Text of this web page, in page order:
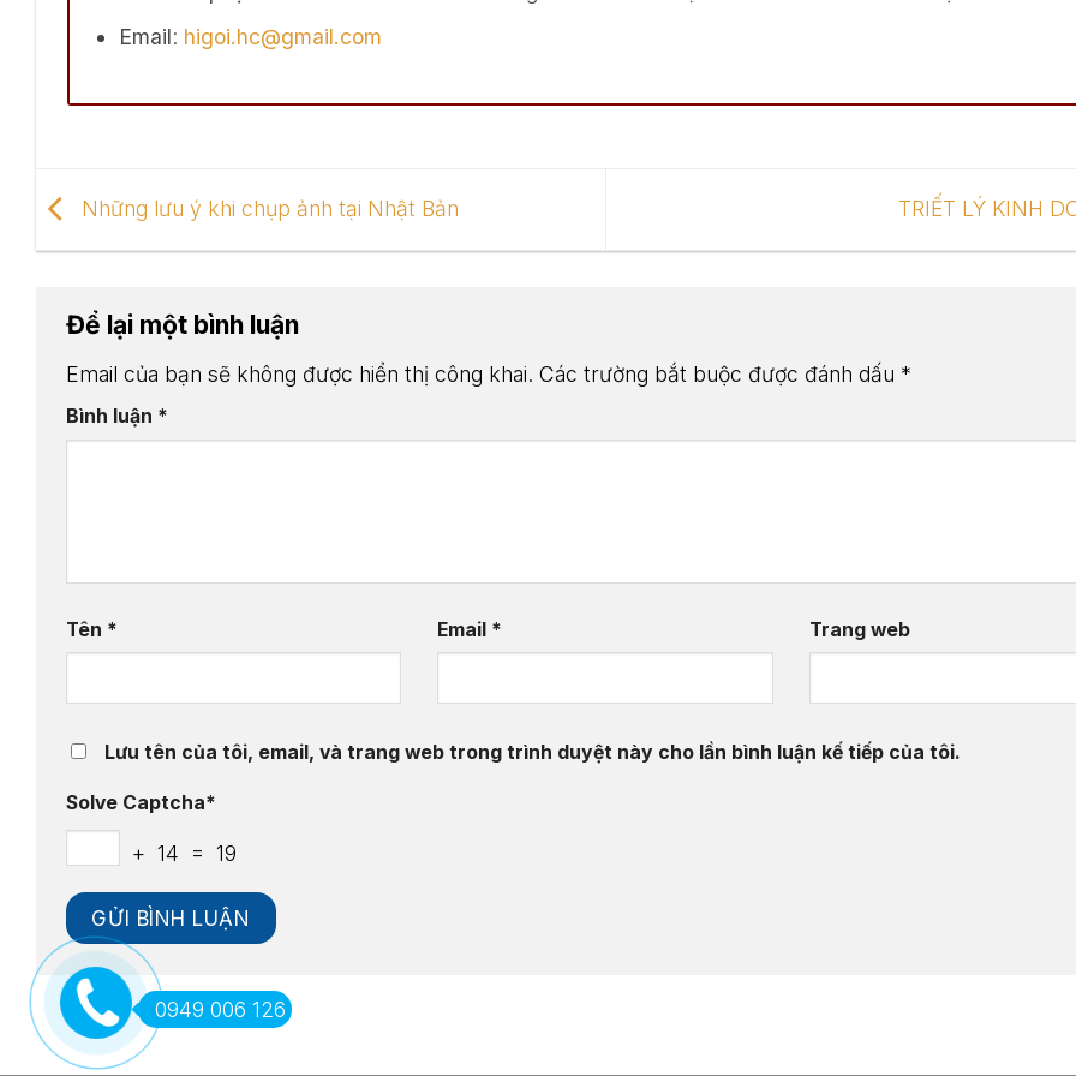
Email: higoi.hc@gmail.com
Những lưu ý khi chụp ảnh tại Nhật Bản TRIẾT LÝ KINH
Để lại một bình luận
Email của bạn sẽ không được hiển thị công khai. Các trường bắt buộc được đánh dấu *
Bình luận *
Tên * Email * Trang web
Lưu tên của tôi, email, và trang web trong trình duyệt này cho lần bình luận kế tiếp của tôi.
Solve Captcha*
+ 14 = 19
0949 006 126